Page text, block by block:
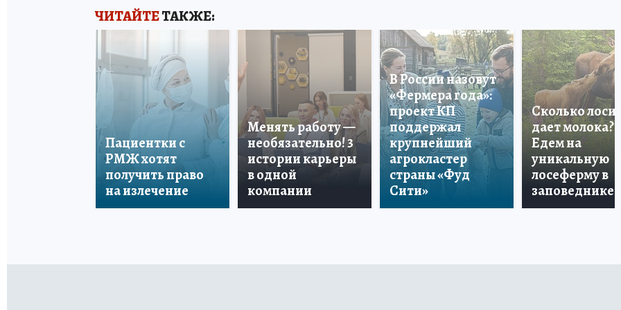
ЧИТАЙТЕТАКЖЕ:
Пациентки с
РМЖ хотят
получить право
на излечение
Менять работу —
необязательно! 3
истории карьеры
в одной
компании
В России назовут
«Фермера года»:
проект КП
поддержал
крупнейший
агрокластер
страны «Фуд
Сити»
Сколько лосиха
дает молока?
Едем на
уникальную
лосеферму в
заповеднике!